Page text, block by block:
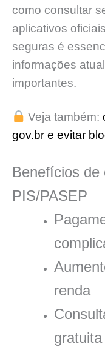
como consultar
aplicativos
seguras é
informações
importantes.
Veja também:
gov.br e evitar
Benefícios de
PIS/PASEP
renda
gratuita